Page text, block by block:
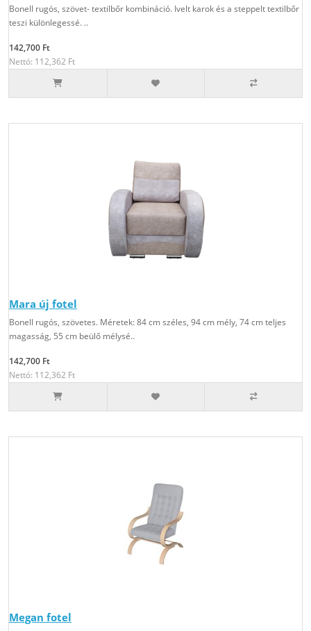
Bonell rugós, szövet- textilbőr kombináció. Ivelt karok és a steppelt textilbőr
teszi különlegessé. ..
142,700 Ft
Nettó: 112,362 Ft
Mara új fotel
Bonell rugós, szövetes. Méretek: 84 cm széles, 94 cm mély, 74 cm teljes
magasság, 55 cm beülő mélysé..
142,700 Ft
Nettó: 112,362 Ft
Megan fotel